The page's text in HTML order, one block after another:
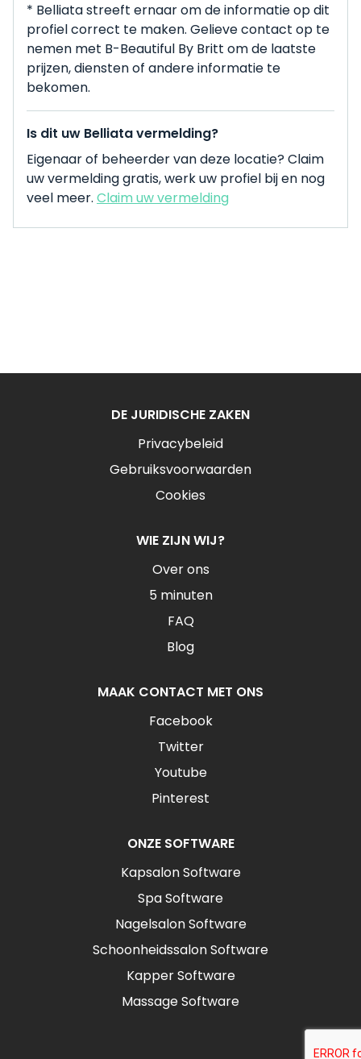
* Belliata streeft ernaar om de informatie op dit
profiel correct te maken. Gelieve contact op te
nemen met B-Beautiful By Britt om de laatste
prijzen, diensten of andere informatie te
bekomen.
Is dit uw Belliata vermelding?
Eigenaar of beheerder van deze locatie? Claim
uw vermelding gratis, werk uw profiel bij en nog
veel meer. Claim uw vermelding
DE JURIDISCHE ZAKEN
Privacybeleid
Gebruiksvoorwaarden
Cookies
WIE ZIJN WIJ?
Over ons
5 minuten
FAQ
Blog
MAAK CONTACT MET ONS
Facebook
Twitter
Youtube
Pinterest
ONZE SOFTWARE
Kapsalon Software
Spa Software
Nagelsalon Software
Schoonheidssalon Software
Kapper Software
Massage Software